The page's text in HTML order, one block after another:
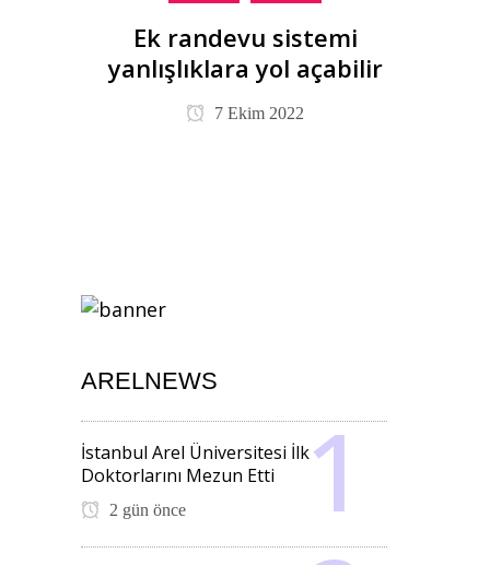
Ek randevu sistemi
yanlışlıklara yol açabilir
7 Ekim 2022
ARELNEWS
İstanbul Arel Üniversitesi İlk
Doktorlarını Mezun Etti
2 gün önce